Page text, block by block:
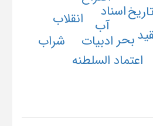
آب
ادبیات
اسناد
اعتماد السلطنه
انقلاب
بحر
شراب